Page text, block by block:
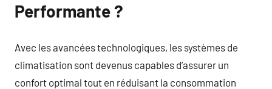
Performante ?
Avec les avancées technologiques, les systèmes de
climatisation sont devenus capables d’assurer un
confort optimal tout en réduisant la consommation